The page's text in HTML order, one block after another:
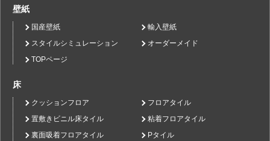
壁紙
国産壁紙
輸入壁紙
スタイルシミュレーション
オーダーメイド
TOPページ
床
クッションフロア
フロアタイル
置敷きビニル床タイル
粘着フロアタイル
裏面吸着フロアタイル
Pタイル